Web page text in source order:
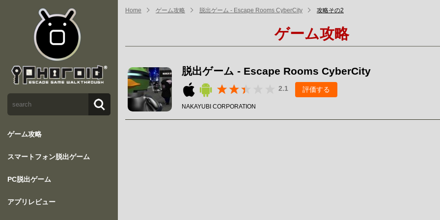
ゲーム攻略
スマートフォン脱出ゲーム
PC脱出ゲーム
アプリレビュー
Home ゲーム攻略 脱出ゲーム - Escape Rooms CyberCity 攻略その2
ゲーム攻略
脱出ゲーム - Escape Rooms CyberCity
2.1 評価する
NAKAYUBI CORPORATION